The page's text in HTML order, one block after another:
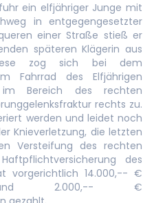
ein elfjähriger Junge mit
in entgegengesetzter
einer Straße stieß er
späteren Klägerin aus
zog sich bei dem
Fahrrad des Elfjährigen
im Bereich des rechten
rechts zu.
werden und leidet noch
Knieverletzung, die letzten
Versteifung des rechten
des
vorgerichtlich 14.000,-- €
und 2.000,-- €